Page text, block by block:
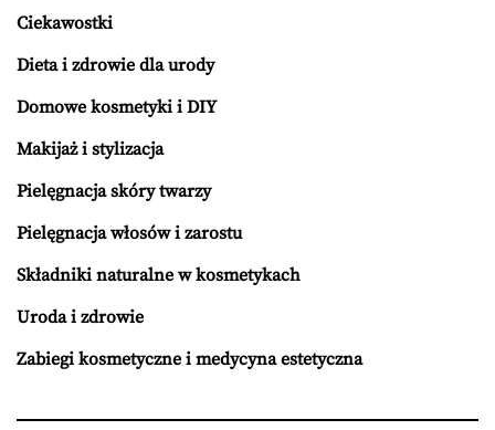
Ciekawostki
Dieta i zdrowie dla urody
Domowe kosmetyki i DIY
Makijaż i stylizacja
Pielęgnacja skóry twarzy
Pielęgnacja włosów i zarostu
Składniki naturalne w kosmetykach
Uroda i zdrowie
Zabiegi kosmetyczne i medycyna estetyczna